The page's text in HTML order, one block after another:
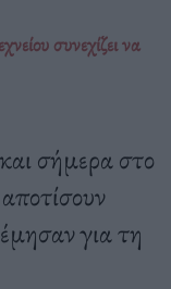
συνεχίζει να
σήμερα στο
για τη